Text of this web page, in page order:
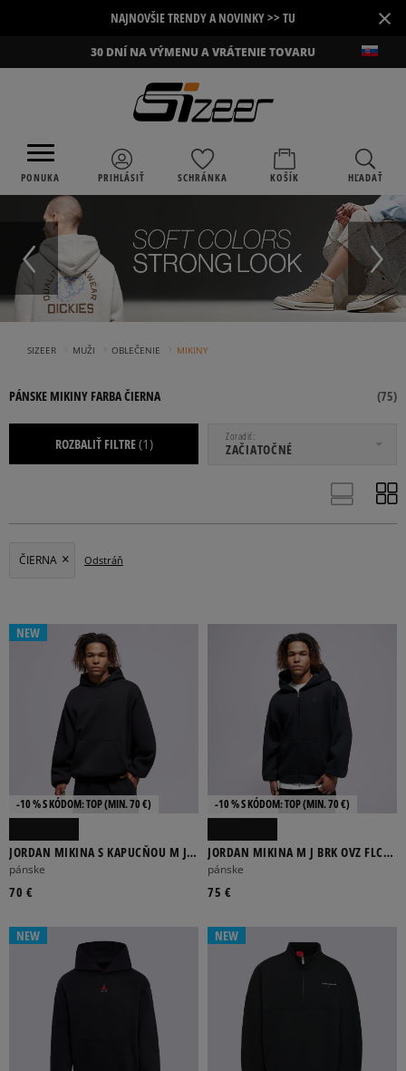
NAJNOVŠIE TRENDY A NOVINKY >> TU ×
30 DNÍ NA VÝMENU A VRÁTENIE TOVARU
PONUKA PRIHLÁSIŤ SCHRÁNKA KOŠÍK HĽADAŤ
SIZEER MUŽI OBLEČENIE MIKINY
PÁNSKE MIKINY FARBA ČIERNA (75)
ROZBALIŤ FILTRE(1) Zoradiť
ZAČIATOČNÉ
OD DO
BR SET10 SET12
ŠTANDARDNÝ VOĽNÝ
ADIDAS CONFRONT
ELLESSE
BAVLNA
ČIERNA Odstráň
NEW
-10 % S KÓDOM: TOP (MIN. 70 €)
JORDAN MIKINA S KAPUCŇOU M J
BRK OVZ FLC PO BB
pánske
70 €
-10 % S KÓDOM: TOP (MIN. 70 €)
JORDAN MIKINA M J BRK OVZ FLC
FZ BB
pánske
75 €
NEW NEW